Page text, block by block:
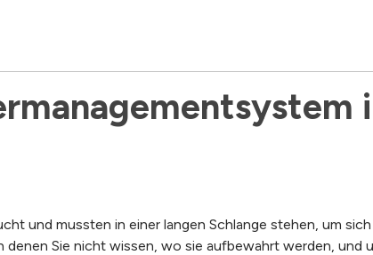
und mussten in einer langen Schlange stehen, um
denen Sie nicht wissen, wo sie aufbewahrt werden, und